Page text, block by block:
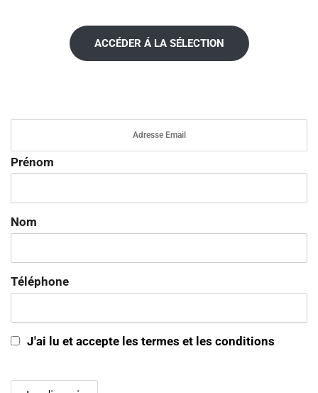
ACCÉDER Á LA SÉLECTION
Prénom
Nom
Téléphone
J'ai lu et accepte les termes et les conditions